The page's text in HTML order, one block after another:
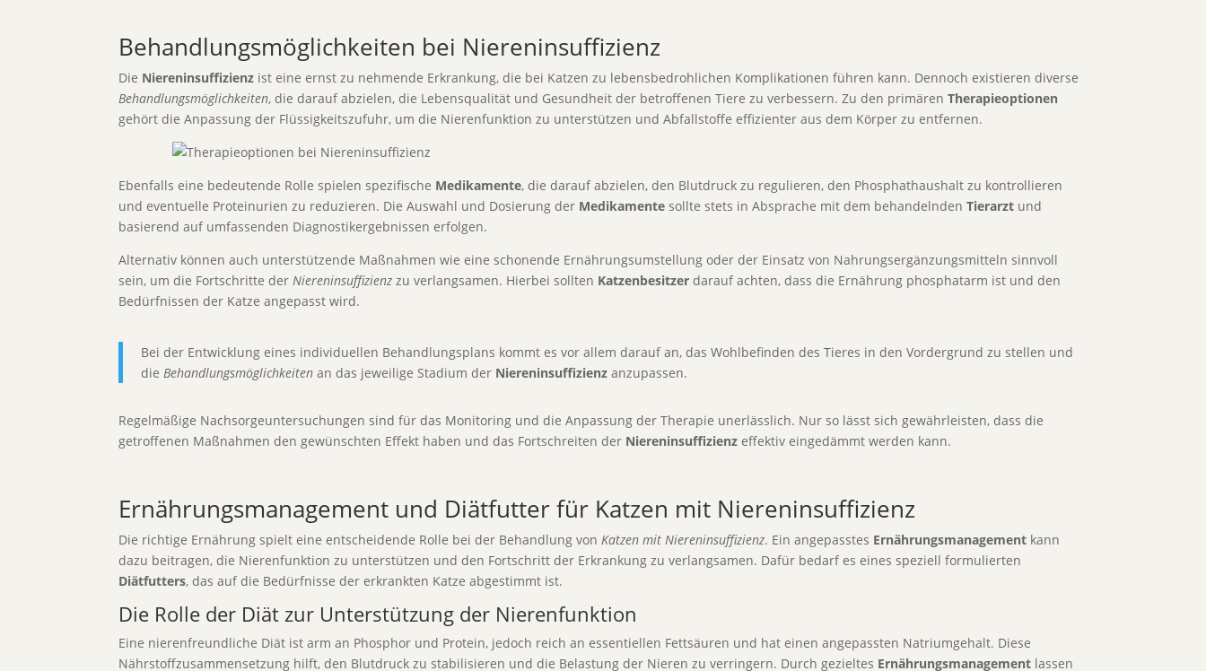
Behandlungsmöglichkeiten bei Niereninsuffizienz
Die Niereninsuffizienz ist eine ernst zu nehmende Erkrankung, die bei Katzen zu lebensbedrohlichen Komplikationen führen kann. Dennoch existieren diverse
Behandlungsmöglichkeiten, die darauf abzielen, die Lebensqualität und Gesundheit der betroffenen Tiere zu verbessern. Zu den primären Therapieoptionen
gehört die Anpassung der Flüssigkeitszufuhr, um die Nierenfunktion zu unterstützen und Abfallstoffe effizienter aus dem Körper zu entfernen.
Ebenfalls eine bedeutende Rolle spielen spezifische Medikamente, die darauf abzielen, den Blutdruck zu regulieren, den Phosphathaushalt zu kontrollieren
und eventuelle Proteinurien zu reduzieren. Die Auswahl und Dosierung der Medikamente sollte stets in Absprache mit dem behandelnden Tierarzt und
basierend auf umfassenden Diagnostikergebnissen erfolgen.
Alternativ können auch unterstützende Maßnahmen wie eine schonende Ernährungsumstellung oder der Einsatz von Nahrungsergänzungsmitteln sinnvoll
sein, um die Fortschritte der Niereninsuffizienz zu verlangsamen. Hierbei sollten Katzenbesitzer darauf achten, dass die Ernährung phosphatarm ist und den
Bedürfnissen der Katze angepasst wird.
Bei der Entwicklung eines individuellen Behandlungsplans kommt es vor allem darauf an, das Wohlbefinden des Tieres in den Vordergrund zu stellen und
die Behandlungsmöglichkeiten an das jeweilige Stadium der Niereninsuffizienz anzupassen.
Regelmäßige Nachsorgeuntersuchungen sind für das Monitoring und die Anpassung der Therapie unerlässlich. Nur so lässt sich gewährleisten, dass die
getroffenen Maßnahmen den gewünschten Effekt haben und das Fortschreiten der Niereninsuffizienz effektiv eingedämmt werden kann.
Ernährungsmanagement und Diätfutter für Katzen mit Niereninsuffizienz
Die richtige Ernährung spielt eine entscheidende Rolle bei der Behandlung von Katzen mit Niereninsuffizienz. Ein angepasstes Ernährungsmanagement kann
dazu beitragen, die Nierenfunktion zu unterstützen und den Fortschritt der Erkrankung zu verlangsamen. Dafür bedarf es eines speziell formulierten
Diätfutters, das auf die Bedürfnisse der erkrankten Katze abgestimmt ist.
Die Rolle der Diät zur Unterstützung der Nierenfunktion
Eine nierenfreundliche Diät ist arm an Phosphor und Protein, jedoch reich an essentiellen Fettsäuren und hat einen angepassten Natriumgehalt. Diese
Nährstoffzusammensetzung hilft, den Blutdruck zu stabilisieren und die Belastung der Nieren zu verringern. Durch gezieltes Ernährungsmanagement lassen